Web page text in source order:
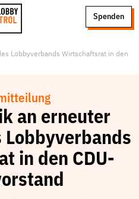
Spenden
Lobbyverbands Wirtschaftsrat in den
an erneuter
Lobbyverbands
in den CDU-